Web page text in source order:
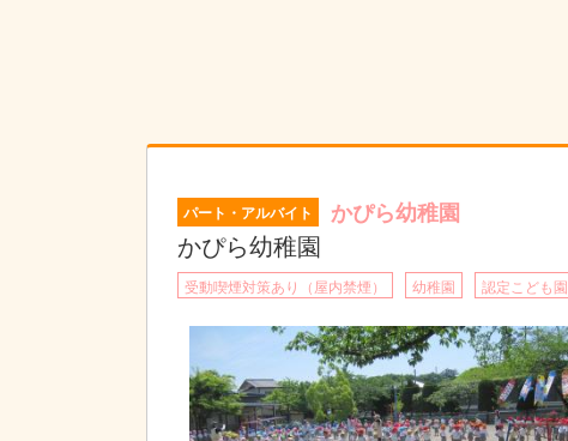
パート・アルバイト かぴら幼稚園
かぴら幼稚園
受動喫煙対策あり（屋内禁煙） 幼稚園 認定こども園